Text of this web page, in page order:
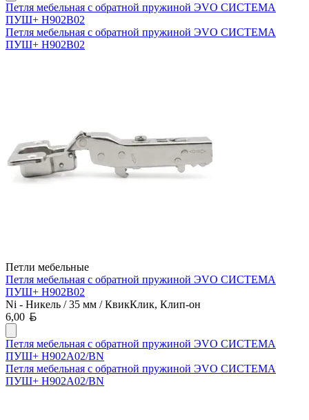
Петля мебельная с обратной пружиной ЭVO СИСТЕМА
ПУШ+ H902B02
Петля мебельная с обратной пружиной ЭVO СИСТЕМА
ПУШ+ H902B02
Петли мебельные
Петля мебельная с обратной пружиной ЭVO СИСТЕМА
ПУШ+ H902B02
Ni - Никель / 35 мм / КвикКлик, Клип-он
6,00
Петля мебельная с обратной пружиной ЭVO СИСТЕМА
ПУШ+ H902A02/BN
Петля мебельная с обратной пружиной ЭVO СИСТЕМА
ПУШ+ H902A02/BN